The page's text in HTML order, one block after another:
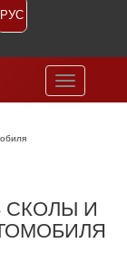
РУС
Toggle
navigation
СКОЛЫ И